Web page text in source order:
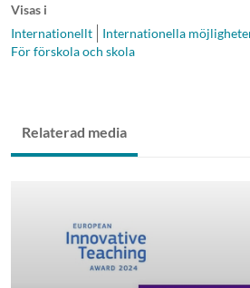
Visas i
Internationellt
Internationella
För förskola och skola
Relaterad media